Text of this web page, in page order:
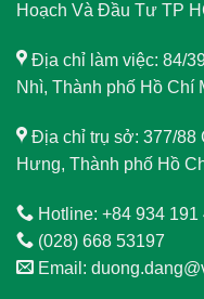
Hoạch Và Đầu Tư TP
Địa chỉ làm việc: 84/
Nhì, Thành phố Hồ Chí
Địa chỉ trụ sở: 377/88
Hưng, Thành phố Hồ
Hotline: +84 934 191
(028) 668 53197
Email: